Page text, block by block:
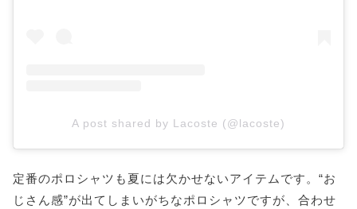
A post shared by Lacoste (@lacoste)
定番のポロシャツも夏には欠かせないアイテムです。“お
じさん感”が出てしまいがちなポロシャツですが、合わせ